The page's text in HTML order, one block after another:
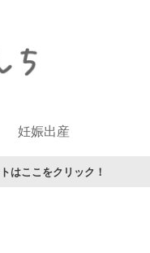
妊娠出産
はここをクリック！